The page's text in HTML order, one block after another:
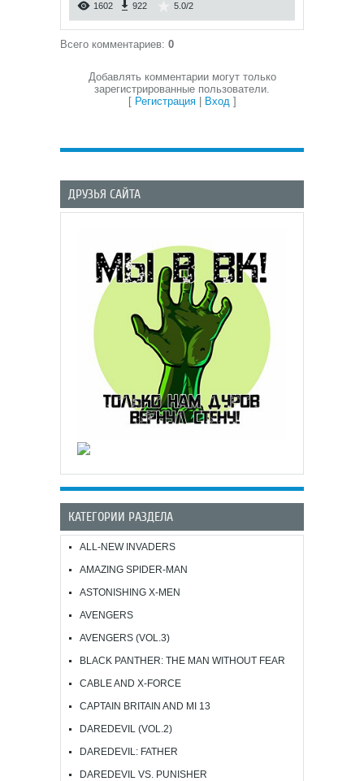
1602 922 5.0/2
Всего комментариев: 0
Добавлять комментарии могут только
зарегистрированные пользователи.
[ Регистрация| Вход]
ДРУЗЬЯ САЙТА
КАТЕГОРИИ РАЗДЕЛА
ALL-NEW INVADERS
AMAZING SPIDER-MAN
ASTONISHING X-MEN
AVENGERS
AVENGERS (VOL.3)
BLACK PANTHER: THE MAN WITHOUT FEAR
CABLE AND X-FORCE
CAPTAIN BRITAIN AND MI 13
DAREDEVIL (VOL.2)
DAREDEVIL: FATHER
DAREDEVIL VS. PUNISHER